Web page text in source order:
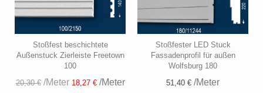
Stoßfest beschichtete
Außenstuck Zierleiste Freetown
100
20,30 €/Meter 18,27 €/Meter
Stoßfester LED Stuck
Fassadenprofil für außen
Wolfsburg 180
51,40 € /Meter